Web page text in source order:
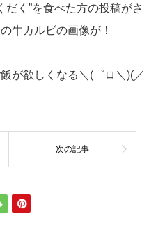
だく”を食べた方の投稿がさ
牛カルビの画像が！
が欲しくなる＼(゜ロ＼)(／
次の記事